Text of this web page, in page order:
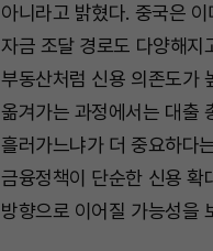
아니라고 밝혔다. 중국은
자금 조달 경로도 다양해지
부동산처럼 신용 의존도가
옮겨가는 과정에서는 대출
흘러가느냐가 더 중요하다
금융정책이 단순한 신용 확
방향으로 이어질 가능성을